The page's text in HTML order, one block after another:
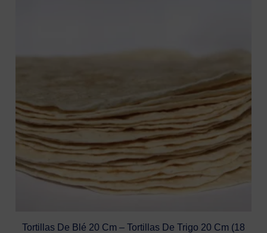
Tortillas De Blé 20 Cm – Tortillas De Trigo 20 Cm (18